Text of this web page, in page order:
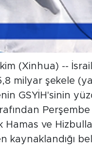
(Xinhua) --
milyar şekele
GSYİH'sinin
Hamas ve
kaynaklandığı